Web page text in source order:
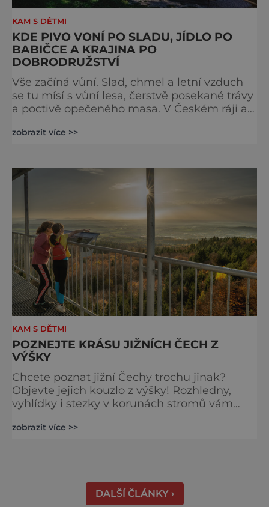
KAM S DĚTMI
KDE PIVO VONÍ PO SLADU, JÍDLO PO
BABIČCE A KRAJINA PO
DOBRODRUŽSTVÍ
Vše začíná vůní. Slad, chmel a letní vzduch
se tu mísí s vůní lesa, čerstvě posekané trávy
a poctivě opečeného masa. V Českém ráji a
doušky – a ty tady tečou proudem. Není to
ví, že k dokonalému dni patří nejen výhled,
zobrazit více >>
KAM S DĚTMI
POZNEJTE KRÁSU JIŽNÍCH ČECH Z
VÝŠKY
Chcete poznat jižní Čechy trochu jinak?
Objevte jejich kouzlo z výšky! Rozhledny,
vyhlídky i stezky v korunách stromů vám
města i Alpy v dálce. Ptačí pozorovatelna
zobrazit více >>
DALŠÍ ČLÁNKY ›